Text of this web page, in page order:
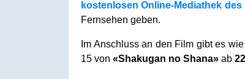
kostenlosen Online-Mediathek des
Fernsehen geben.
Im Anschluss an den Film gibt es
15 von «Shakugan no Shana» ab